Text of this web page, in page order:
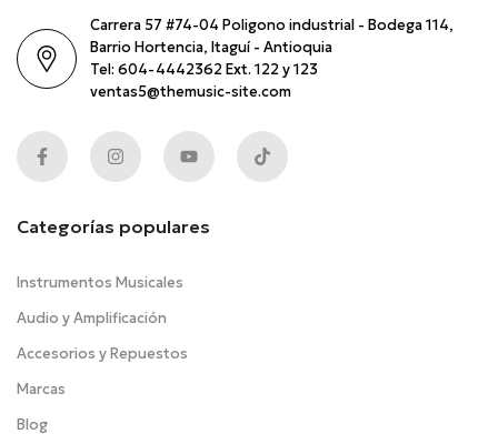
Carrera 57 #74-04 Poligono industrial - Bodega 114,
Barrio Hortencia, Itaguí - Antioquia
Tel: 604-4442362 Ext. 122 y 123
ventas5@themusic-site.com
Categorías populares
Instrumentos Musicales
Audio y Amplificación
Accesorios y Repuestos
Marcas
Blog